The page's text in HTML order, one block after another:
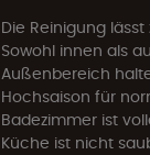
Die Reinigung
Sowohl innen als
Außenbereich
Hochsaison für
Badezimmer ist
Küche ist nicht